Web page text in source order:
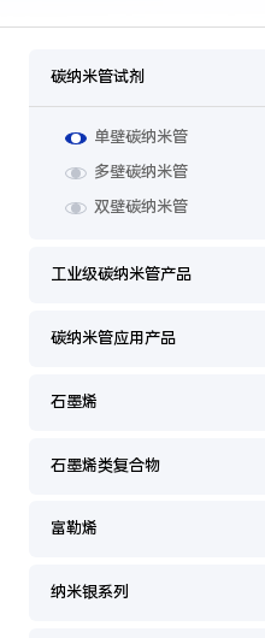
碳纳米管试剂
单壁碳纳米管
多壁碳纳米管
双壁碳纳米管
工业级碳纳米管产品
碳纳米管应用产品
石墨烯
石墨烯类复合物
富勒烯
纳米银系列